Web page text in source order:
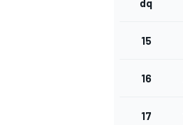
dq
15
16
17